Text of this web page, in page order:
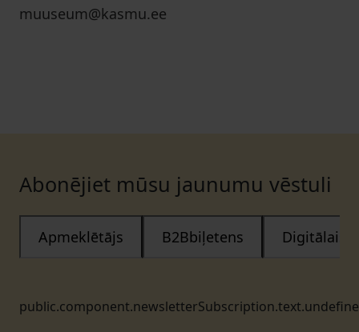
muuseum@kasmu.ee
Abonējiet mūsu jaunumu vēstuli
Apmeklētājs B2Bbiļetens Digitālais